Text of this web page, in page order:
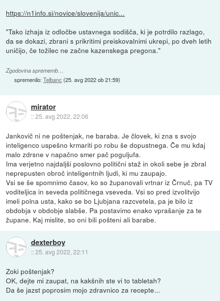
https://n1info.si/novice/slovenija/unic...
"Tako izhaja iz odločbe ustavnega sodišča, ki je potrdilo razlago,
da se dokazi, zbrani s prikritimi preiskovalnimi ukrepi, po dveh letih
uničijo, če tožilec ne začne kazenskega pregona."
Zgodovina sprememb…
spremenilo:Telbanc (25. avg 2022 ob 21:59)
mirator
::25. avg 2022, 22:06
Jankovič ni ne poštenjak, ne baraba. Je človek, ki zna s svojo
inteligenco uspešno krmariti po robu še dopustnega. Če mu kdaj
malo zdrsne v napačno smer pač poguljufa.
Ima verjetno najdaljši poslovno politični staž in okoli sebe je zbral
neprepusten obroč inteligentnih ljudi, ki mu zaupajo.
Vsi se še spomnimo časov, ko so županovali vrtnar iz Črnuč, pa TV
voditeljica in seveda političnega vseveda. Vsi so pred izvolitvijo
imeli polna usta, kako se bo Ljubjana razcvetela, pa je bilo iz
obdobja v obdobje slabše. Pa postavimo enako vprašanje za te
župane. Kaj mislite, so oni bili pošteni ali barabe.
dexterboy
::25. avg 2022, 22:11
Zoki poštenjak?
OK, dejte mi zaupat, na kakšnih ste vi to tabletah?
Da še jazst poprosim mojo zdravnico za recepte...